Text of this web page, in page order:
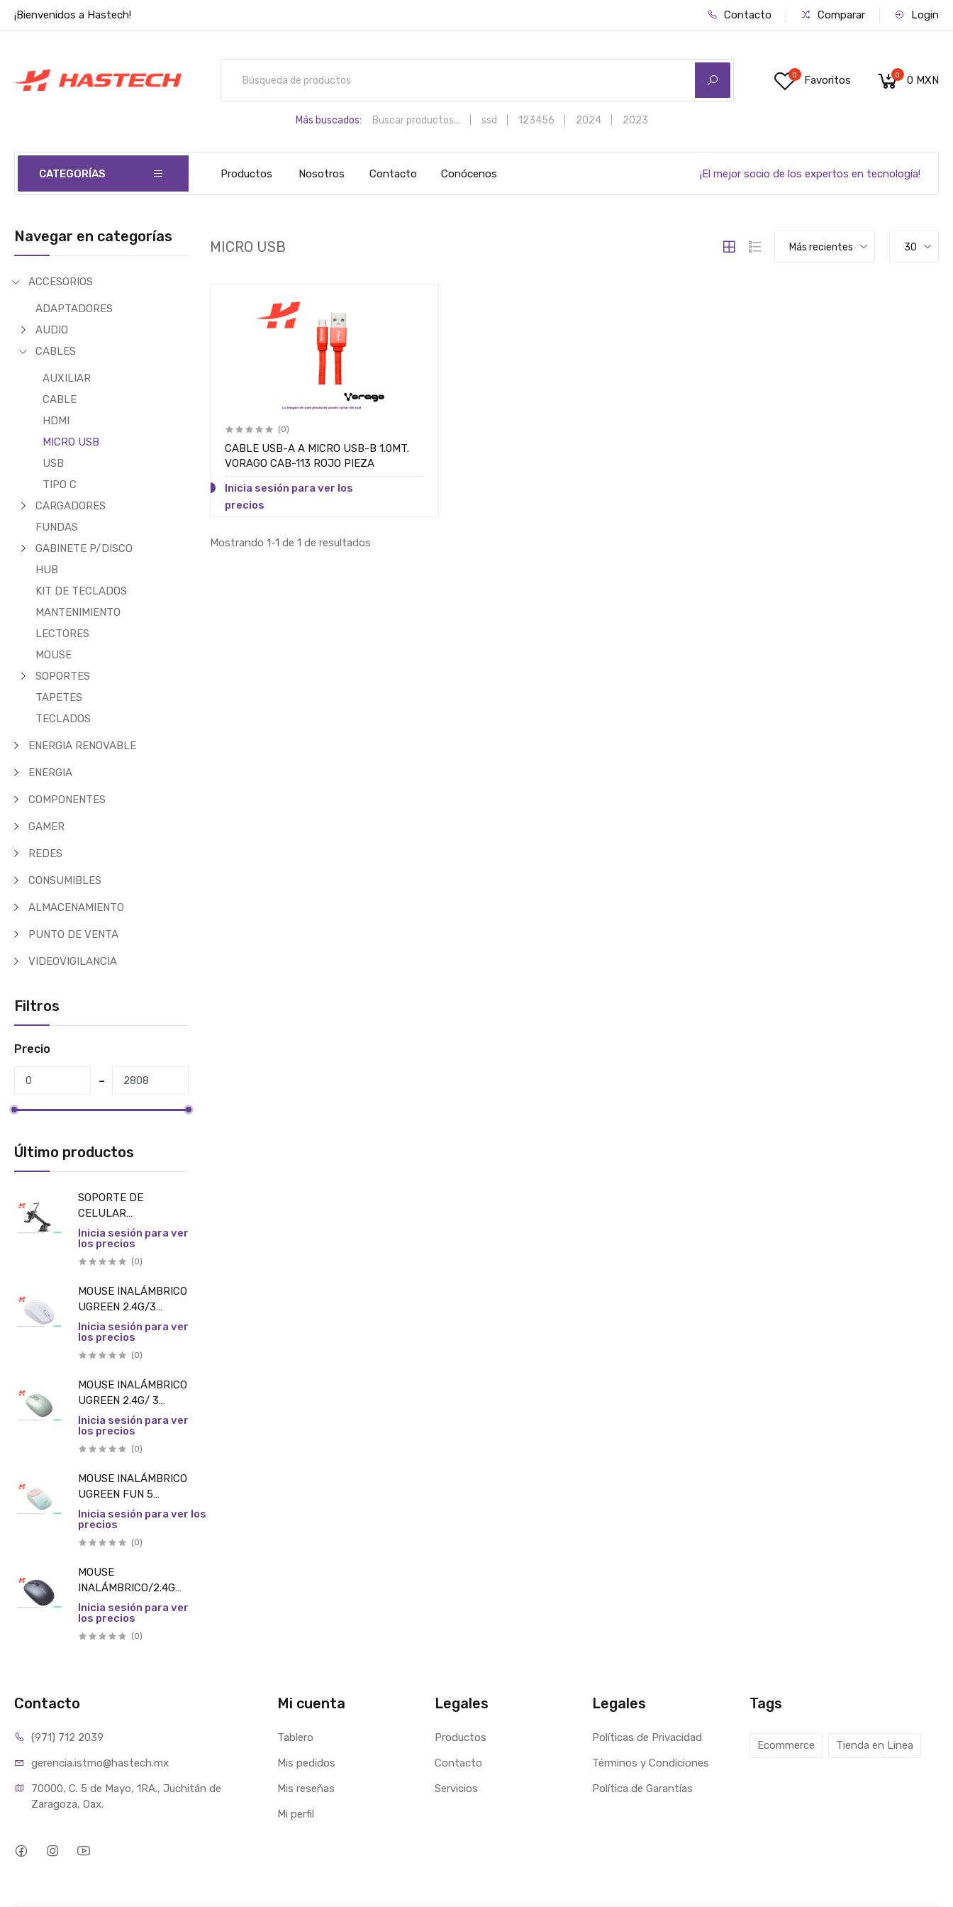
¡Bienvenidos a Hastech! Contacto Comparar Login
Más buscados: Buscar productos... ssd 123456 2024 2023
0 Favoritos 0 0 MXN
CATEGORÍAS Productos Nosotros Contacto Conócenos ¡El mejor socio de los expertos en tecnología!
Navegar en categorías
ACCESORIOS
ADAPTADORES
AUDIO
CABLES
AUXILIAR
CABLE
HDMI
MICRO USB
USB
TIPO C
CARGADORES
FUNDAS
GABINETE P/DISCO
HUB
KIT DE TECLADOS
MANTENIMIENTO
LECTORES
MOUSE
SOPORTES
TAPETES
TECLADOS
ENERGIA RENOVABLE
ENERGIA
COMPONENTES
GAMER
REDES
CONSUMIBLES
ALMACENAMIENTO
PUNTO DE VENTA
VIDEOVIGILANCIA
Filtros
Precio
Último productos
SOPORTE DE
CELULAR
AJUSTABLE PARA
AUTOMÓVIL CON
VENTOSA 4'' A 7''
PIEZA
Inicia sesión para ver
los precios
(0)
MOUSE INALÁMBRICO
UGREEN 2.4G/3
BOTONES/BATERÍA
ALCALINA AA
INCLUIDA/ DUSTY
Inicia sesión para ver
los precios
(0)
MOUSE INALÁMBRICO
UGREEN 2.4G/ 3
BOTONES/BATERÍA
ALCALINA AA
INCLUIDA/ VERDE
Inicia sesión para ver
los precios
(0)
MOUSE INALÁMBRICO
UGREEN FUN 5
BOTONES/RECARGABLE/2.4G
Y BLUETOOTH/COLOR ROSA
PIEZA
Inicia sesión para ver los
precios
(0)
MOUSE
INALÁMBRICO/2.4G
800/1200/1600/2400
DPI/UGREEN PIEZA
Inicia sesión para ver
los precios
(0)
MICRO USB Más recientes 30
(0)
CABLE USB-A A MICRO USB-B 1.0MT.
VORAGO CAB-113 ROJO PIEZA
Inicia sesión para ver los
precios
Mostrando 1-1 de 1 de resultados
Contacto
(971) 712 2039
gerencia.istmo@hastech.mx
70000, C. 5 de Mayo, 1RA., Juchitán de
Zaragoza, Oax.
Mi cuenta
Tablero
Mis pedidos
Mis reseñas
Mi perfil
Legales
Productos
Contacto
Servicios
Legales
Políticas de Privacidad
Términos y Condiciones
Política de Garantías
Tags
Ecommerce Tienda en Linea